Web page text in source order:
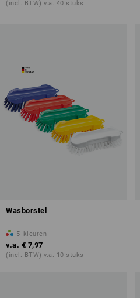
(incl. BTW) v.a. 40 stuks
Wasborstel
5 kleuren
v.a. € 7,97
(incl. BTW) v.a. 10 stuks